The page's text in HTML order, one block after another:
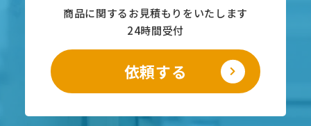
商品に関するお見積もりをいたします
24時間受付
依頼する